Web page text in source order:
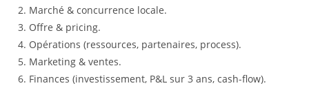
Marché & concurrence locale.
Offre & pricing.
Opérations (ressources, partenaires, process).
Marketing & ventes.
Finances (investissement, P&L sur 3 ans, cash-flow).